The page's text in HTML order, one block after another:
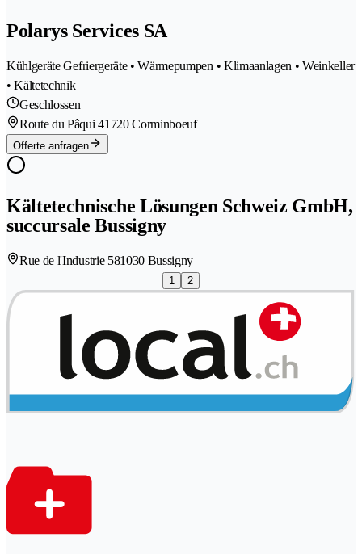
Polarys Services SA
Kühlgeräte Gefriergeräte • Wärmepumpen • Klimaanlagen • Weinkeller
• Kältetechnik
Geschlossen
Route du Pâqui 41720 Corminboeuf
Offerte anfragen
Kältetechnische Lösungen Schweiz GmbH,
succursale Bussigny
Rue de l'Industrie 581030 Bussigny
1 2